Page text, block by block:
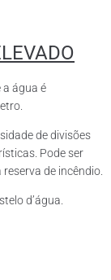
a água é
de divisões
Pode ser
de incêndio.
d’água.